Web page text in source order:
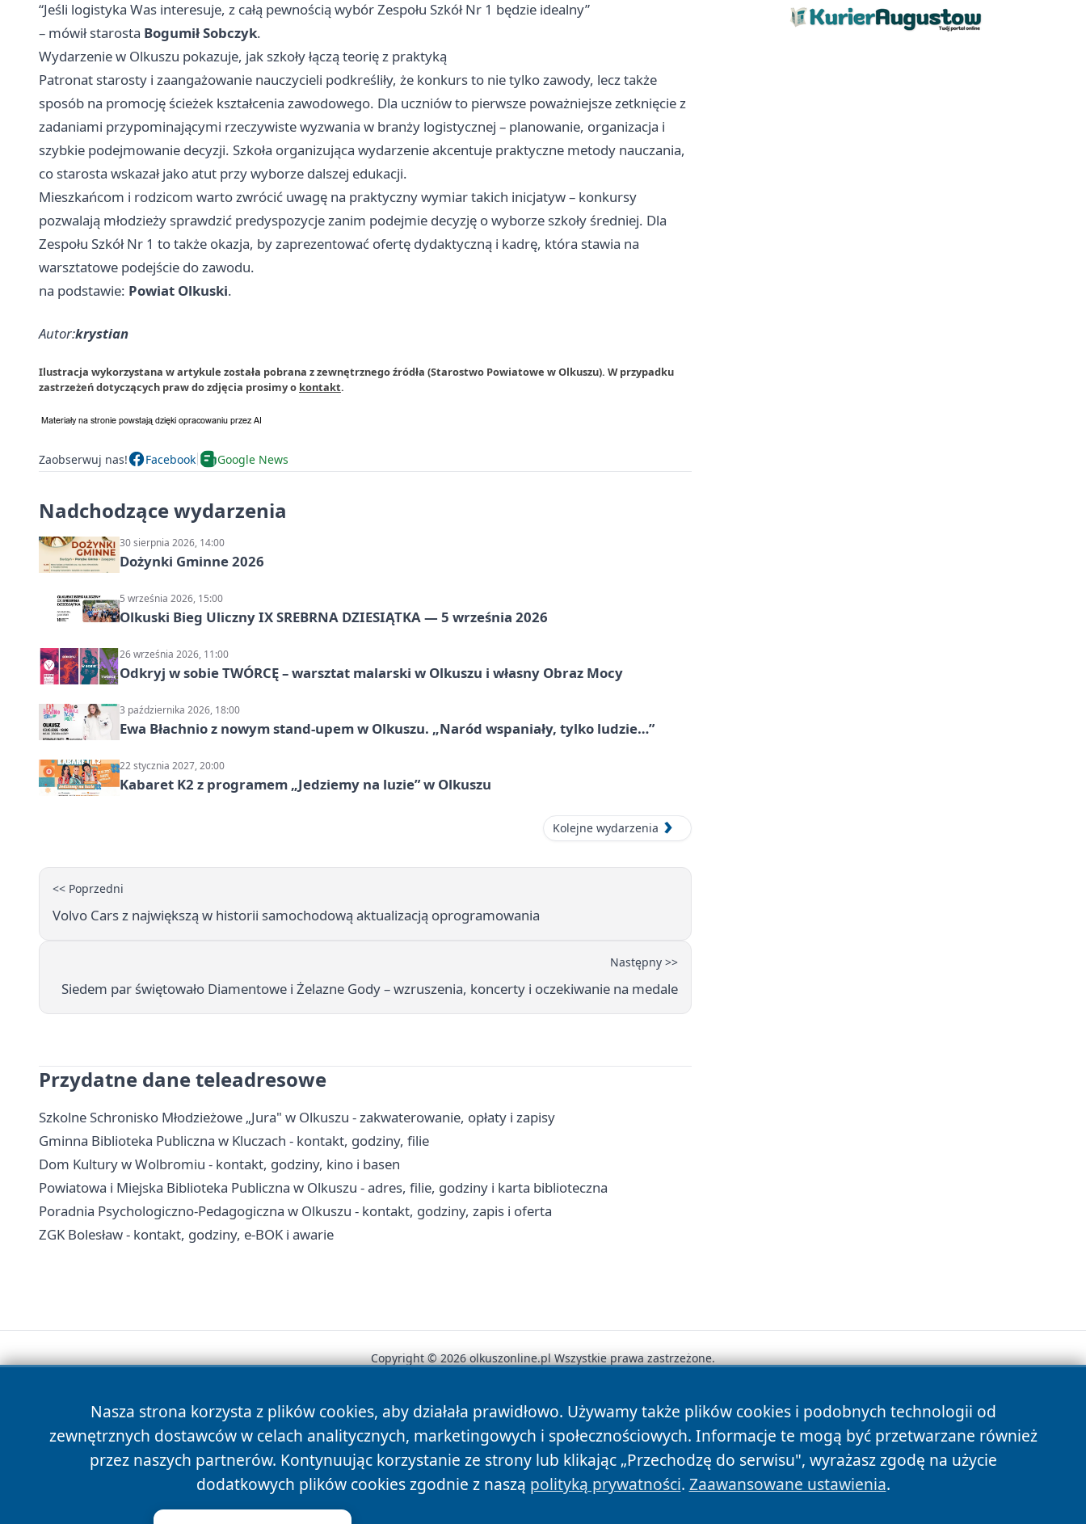
“Jeśli logistyka Was interesuje, z całą pewnością wybór Zespołu Szkół Nr 1 będzie idealny”
– mówił starosta Bogumił Sobczyk.
Wydarzenie w Olkuszu pokazuje, jak szkoły łączą teorię z praktyką
Patronat starosty i zaangażowanie nauczycieli podkreśliły, że konkurs to nie tylko zawody, lecz także
sposób na promocję ścieżek kształcenia zawodowego. Dla uczniów to pierwsze poważniejsze zetknięcie z
zadaniami przypominającymi rzeczywiste wyzwania w branży logistycznej – planowanie, organizacja i
szybkie podejmowanie decyzji. Szkoła organizująca wydarzenie akcentuje praktyczne metody nauczania,
co starosta wskazał jako atut przy wyborze dalszej edukacji.
Mieszkańcom i rodzicom warto zwrócić uwagę na praktyczny wymiar takich inicjatyw – konkursy
pozwalają młodzieży sprawdzić predyspozycje zanim podejmie decyzję o wyborze szkoły średniej. Dla
Zespołu Szkół Nr 1 to także okazja, by zaprezentować ofertę dydaktyczną i kadrę, która stawia na
warsztatowe podejście do zawodu.
na podstawie: Powiat Olkuski.
Autor:krystian
Ilustracja wykorzystana w artykule została pobrana z zewnętrznego źródła (Starostwo Powiatowe w Olkuszu). W przypadku
zastrzeżeń dotyczących praw do zdjęcia prosimy o kontakt.
Zaobserwuj nas! Facebook Google News
Nadchodzące wydarzenia
30 sierpnia 2026, 14:00
Dożynki Gminne 2026
5 września 2026, 15:00
Olkuski Bieg Uliczny IX SREBRNA DZIESIĄTKA — 5 września 2026
26 września 2026, 11:00
Odkryj w sobie TWÓRCĘ – warsztat malarski w Olkuszu i własny Obraz Mocy
3 października 2026, 18:00
Ewa Błachnio z nowym stand-upem w Olkuszu. „Naród wspaniały, tylko ludzie…”
22 stycznia 2027, 20:00
Kabaret K2 z programem „Jedziemy na luzie” w Olkuszu
Kolejne wydarzenia
<< Poprzedni
Volvo Cars z największą w historii samochodową aktualizacją oprogramowania
Następny >>
Siedem par świętowało Diamentowe i Żelazne Gody – wzruszenia, koncerty i oczekiwanie na medale
Przydatne dane teleadresowe
Szkolne Schronisko Młodzieżowe „Jura" w Olkuszu - zakwaterowanie, opłaty i zapisy
Gminna Biblioteka Publiczna w Kluczach - kontakt, godziny, filie
Dom Kultury w Wolbromiu - kontakt, godziny, kino i basen
Powiatowa i Miejska Biblioteka Publiczna w Olkuszu - adres, filie, godziny i karta biblioteczna
Poradnia Psychologiczno-Pedagogiczna w Olkuszu - kontakt, godziny, zapis i oferta
ZGK Bolesław - kontakt, godziny, e-BOK i awarie
Nasza strona korzysta z plików cookies, aby działała prawidłowo. Używamy także plików cookies i podobnych technologii od
zewnętrznych dostawców w celach analitycznych, marketingowych i społecznościowych. Informacje te mogą być przetwarzane również
przez naszych partnerów. Kontynuując korzystanie ze strony lub klikając „Przechodzę do serwisu", wyrażasz zgodę na użycie
dodatkowych plików cookies zgodnie z naszą polityką prywatności. Zaawansowane ustawienia.
Copyright © 2026 olkuszonline.pl Wszystkie prawa zastrzeżone.
News Autorzy Polityka Prywatności Polityka Cookies